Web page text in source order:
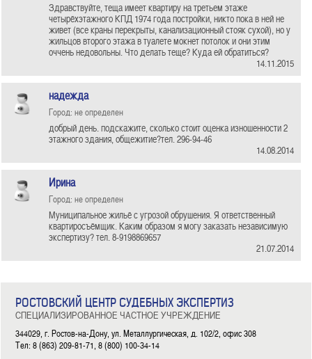
Здравствуйте, теща имеет квартиру на третьем этаже
четырёхэтажного КПД 1974 года постройки, никто пока в ней не
живет (все краны перекрыты, канализационный стояк сухой), но у
жильцов второго этажа в туалете мокнет потолок и они этим
оччень недовольны. Что делать теще? Куда ей обратиться?
14.11.2015
надежда
Город: не определен
добрый день. подскажите, сколько стоит оценка изношенности 2
этажного здания, общежитие?тел. 296-94-46
14.08.2014
Ирина
Город: не определен
Муниципальное жильё с угрозой обрушения. Я ответственный
квартиросъёмщик. Каким образом я могу заказать независимую
экспертизу? тел. 8-9198869657
21.07.2014
РОСТОВСКИЙ ЦЕНТР СУДЕБНЫХ ЭКСПЕРТИЗ
СПЕЦИАЛИЗИРОВАННОЕ ЧАСТНОЕ УЧРЕЖДЕНИЕ
344029, г. Ростов-на-Дону, ул. Металлургическая, д. 102/2, офис 308
Тел: 8 (863) 209-81-71, 8 (800) 100-34-14